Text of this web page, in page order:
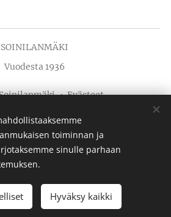
SOINILANMÄKI
Vuodesta 1936
Evästeet
Kielet
Suomi
English
toiminnan ja
sinulle parhaan
Hyväksy kaikki